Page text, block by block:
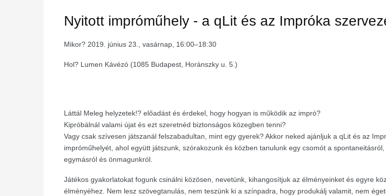
Nyitott impróműhely - a qLit és az Impróka
Mikor? 2019. június 23., vasárnap, 16:00–18:30
Hol? Lumen Kávézó (1085 Budapest, Horánszky u. 5.)
Láttál Meleg helyzetek!? előadást és érdekel, hogy hogyan is működik az impró?
Kipróbálnál valami újat és ezt szeretnéd biztonságos közegben tenni?
Vagy csak szívesen játszanál felszabadultan, mint egy gyerek? Akkor neked ajánljuk a qLit és az
impróműhelyét, ahol együtt játszunk, szórakozunk és közben tanulunk egy csomót a
egymásról és önmagunkról.
Játékos gyakorlatokat fogunk csinálni közösen, nevetünk, kihangosítjuk az élményeinket és egyre
élményéhez. Nem lesz szövegtanulás, nem teszünk ki a színpadra, hogy produkálj valamit, nem